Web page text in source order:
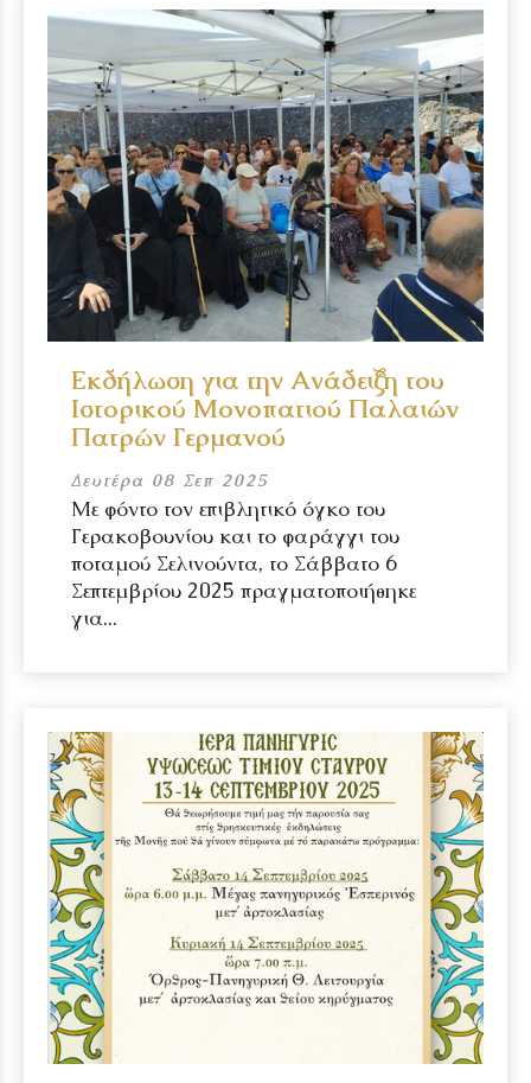
Εκδήλωση για την Ανάδειξη του
Ιστορικού Μονοπατιού Παλαιών
Πατρών Γερμανού
Δευτέρα 08 Σεπ 2025
Με φόντο τον επιβλητικό όγκο του
Γερακοβουνίου και το φαράγγι του
ποταμού Σελινούντα, το Σάββατο 6
Σεπτεμβρίου 2025 πραγματοποιήθηκε
για...